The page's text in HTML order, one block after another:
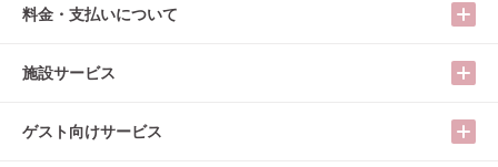
料金・支払いについて
施設サービス
ゲスト向けサービス